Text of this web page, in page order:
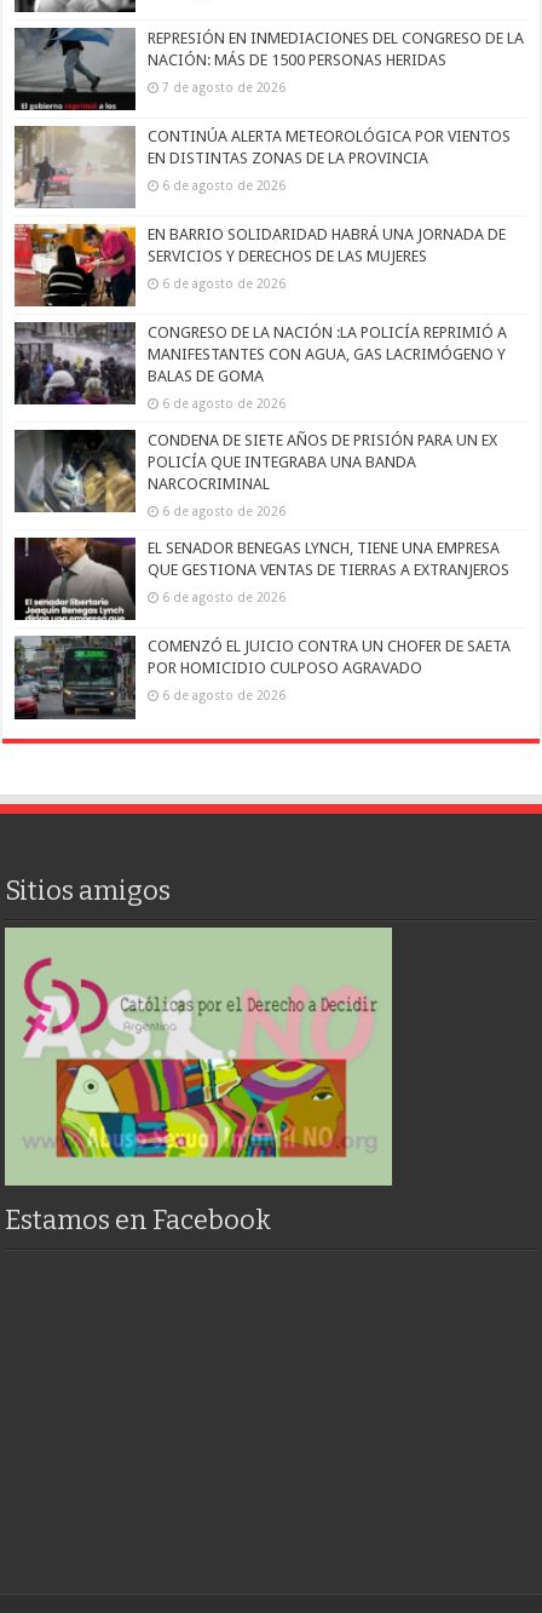
REPRESIÓN EN INMEDIACIONES DEL CONGRESO DE LA
NACIÓN: MÁS DE 1500 PERSONAS HERIDAS
7 de agosto de 2026
CONTINÚA ALERTA METEOROLÓGICA POR VIENTOS
EN DISTINTAS ZONAS DE LA PROVINCIA
6 de agosto de 2026
EN BARRIO SOLIDARIDAD HABRÁ UNA JORNADA DE
SERVICIOS Y DERECHOS DE LAS MUJERES
6 de agosto de 2026
CONGRESO DE LA NACIÓN :LA POLICÍA REPRIMIÓ A
MANIFESTANTES CON AGUA, GAS LACRIMÓGENO Y
BALAS DE GOMA
6 de agosto de 2026
CONDENA DE SIETE AÑOS DE PRISIÓN PARA UN EX
POLICÍA QUE INTEGRABA UNA BANDA
NARCOCRIMINAL
6 de agosto de 2026
EL SENADOR BENEGAS LYNCH, TIENE UNA EMPRESA
QUE GESTIONA VENTAS DE TIERRAS A EXTRANJEROS
6 de agosto de 2026
COMENZÓ EL JUICIO CONTRA UN CHOFER DE SAETA
POR HOMICIDIO CULPOSO AGRAVADO
6 de agosto de 2026
Sitios amigos
Estamos en Facebook